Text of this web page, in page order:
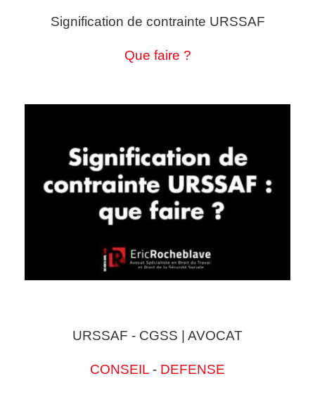
Signification de contrainte URSSAF
Que faire ?
URSSAF - CGSS | AVOCAT
CONSEIL - DEFENSE